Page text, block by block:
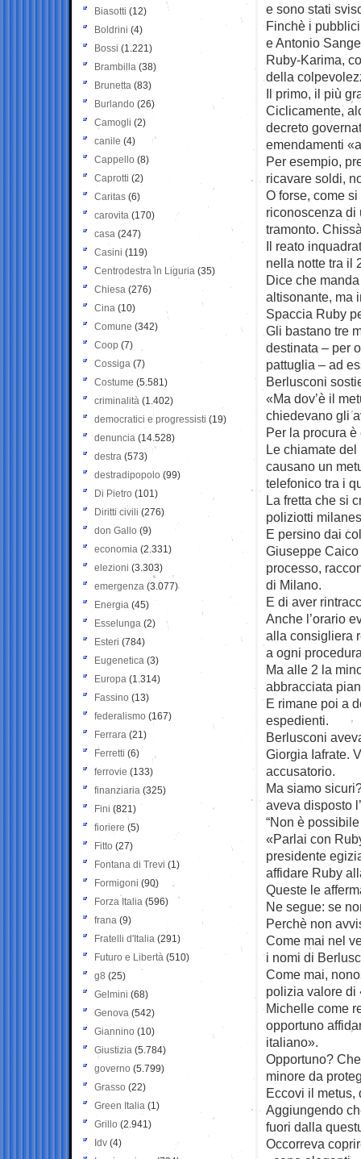
e sono stati
Finchè i
e Antonio
Ruby-Karima,
della
Il primo, il più
Ciclicamente,
decreto
emendamenti
Per esempio,
ricavare soldi,
O forse, come
riconoscenza di
tramonto.
Il reato
nella notte tra il
Dice che
altisonante, ma
Spaccia Ruby
Gli bastano tre
destinata – per
pattuglia – ad
Berlusconi
«Ma dov’è il
chiedevano gli
Per la procura è
Le chiamate
causano un
telefonico tra i
La fretta che si
poliziotti
E persino dai
Giuseppe
processo,
di Milano.
E di aver
Anche l’orario
alla consigliera
a ogni
Ma alle 2 la
abbracciata
E rimane poi a
espedienti.
Berlusconi
Giorgia Iafrate.
accusatorio.
Ma siamo
aveva disposto
“Non è
«Parlai con
presidente
affidare Ruby
Queste le
Ne segue: se
Perchè non
Come mai nel
i nomi di
Come mai,
polizia valore di
Michelle come
opportuno
italiano».
Opportuno?
minore da
Eccovi il metus,
Aggiungendo
fuori dalla
Occorreva
Biasotti (12)
Boldrini (4)
Bossi (1.221)
Brambilla (38)
Brunetta (83)
Burlando (26)
Camogli (2)
canile (4)
Cappello (8)
Caprotti (2)
Caritas (6)
carovita (170)
casa (247)
Casini (119)
Centrodestra in Liguria (35)
Chiesa (276)
Cina (10)
Comune (342)
Coop (7)
Cossiga (7)
Costume (5.581)
criminalità (1.402)
democratici e progressisti (19)
denuncia (14.528)
destra (573)
destradipopolo (99)
Di Pietro (101)
Diritti civili (276)
don Gallo (9)
economia (2.331)
elezioni (3.303)
emergenza (3.077)
Energia (45)
Esselunga (2)
Esteri (784)
Eugenetica (3)
Europa (1.314)
Fassino (13)
federalismo (167)
Ferrara (21)
Ferretti (6)
ferrovie (133)
finanziaria (325)
Fini (821)
fioriere (5)
Fitto (27)
Fontana di Trevi (1)
Formigoni (90)
Forza Italia (596)
frana (9)
Fratelli d'Italia (291)
Futuro e Libertà (510)
g8 (25)
Gelmini (68)
Genova (542)
Giannino (10)
Giustizia (5.784)
governo (5.799)
Grasso (22)
Green Italia (1)
Grillo (2.941)
Idv (4)